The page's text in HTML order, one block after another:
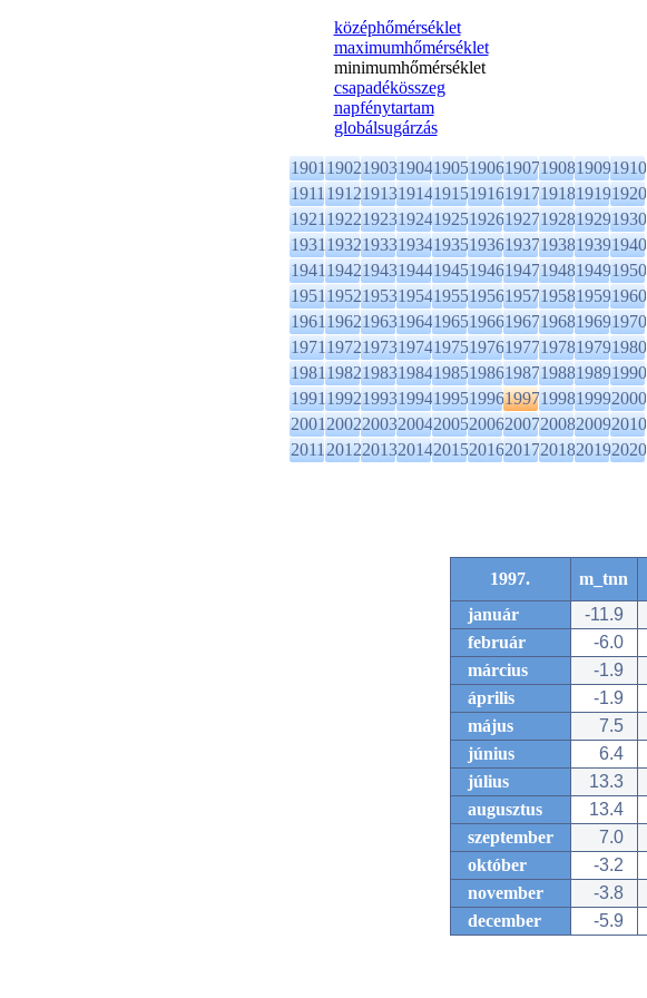
középhőmérséklet
maximumhőmérséklet
minimumhőmérséklet
csapadékösszeg
napfénytartam
globálsugárzás
1901190219031904190519061907190819091910
1911191219131914191519161917191819191920
1921192219231924192519261927192819291930
1931193219331934193519361937193819391940
1941194219431944194519461947194819491950
1951195219531954195519561957195819591960
1961196219631964196519661967196819691970
1971197219731974197519761977197819791980
1981198219831984198519861987198819891990
1991199219931994199519961997199819992000
2001200220032004200520062007200820092010
2011201220132014201520162017201820192020
1997. m_tnn
január
-11.9
február
-6.0
március
-1.9
április
-1.9
május
7.5
június
6.4
július
13.3
augusztus
13.4
szeptember
7.0
október
-3.2
november
-3.8
december
-5.9